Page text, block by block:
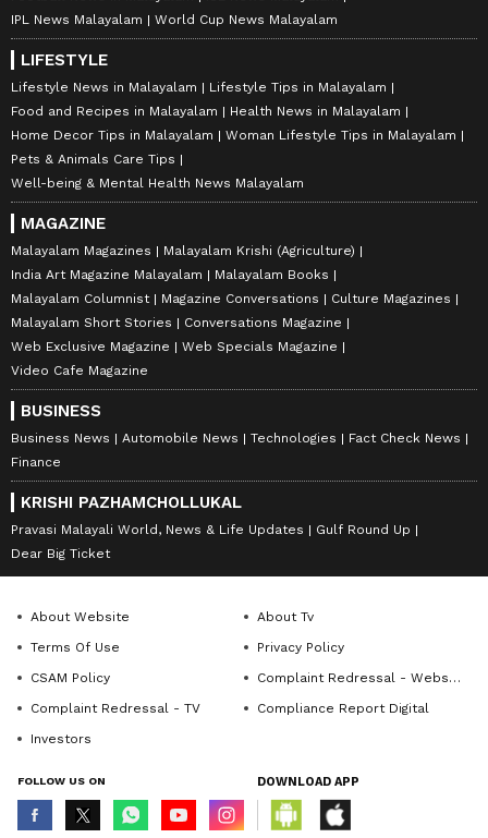
IPL News Malayalam
World Cup News Malayalam
LIFESTYLE
Lifestyle News in Malayalam
Lifestyle Tips in Malayalam
Food and Recipes in Malayalam
Health News in Malayalam
Home Decor Tips in Malayalam
Woman Lifestyle Tips in Malayalam
Pets & Animals Care Tips
Well-being & Mental Health News Malayalam
MAGAZINE
Malayalam Magazines
Malayalam Krishi (Agriculture)
India Art Magazine Malayalam
Malayalam Books
Malayalam Columnist
Magazine Conversations
Culture Magazines
Malayalam Short Stories
Conversations Magazine
Web Exclusive Magazine
Web Specials Magazine
Video Cafe Magazine
BUSINESS
Business News Automobile News Technologies
Fact Check News
Finance
KRISHI PAZHAMCHOLLUKAL
Pravasi Malayali World, News & Life Updates
Gulf Round Up
Dear Big Ticket
About Website
About Tv
Terms Of Use
Privacy Policy
CSAM Policy
Complaint Redressal - Website
Complaint Redressal - TV
Compliance Report Digital
Investors
FOLLOW US ON DOWNLOAD APP